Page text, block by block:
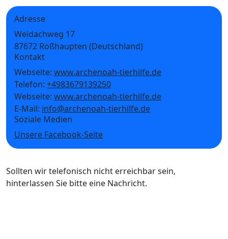
Adresse
Weidachweg 17
87672 Roßhaupten (Deutschland)
Kontakt
Webseite: www.archenoah-tierhilfe.de
Telefon: +4983679139250
Webseite: www.archenoah-tierhilfe.de
E-Mail: info@archenoah-tierhilfe.de
Soziale Medien
Unsere Facebook-Seite
Sollten wir telefonisch nicht erreichbar sein,
hinterlassen Sie bitte eine Nachricht.